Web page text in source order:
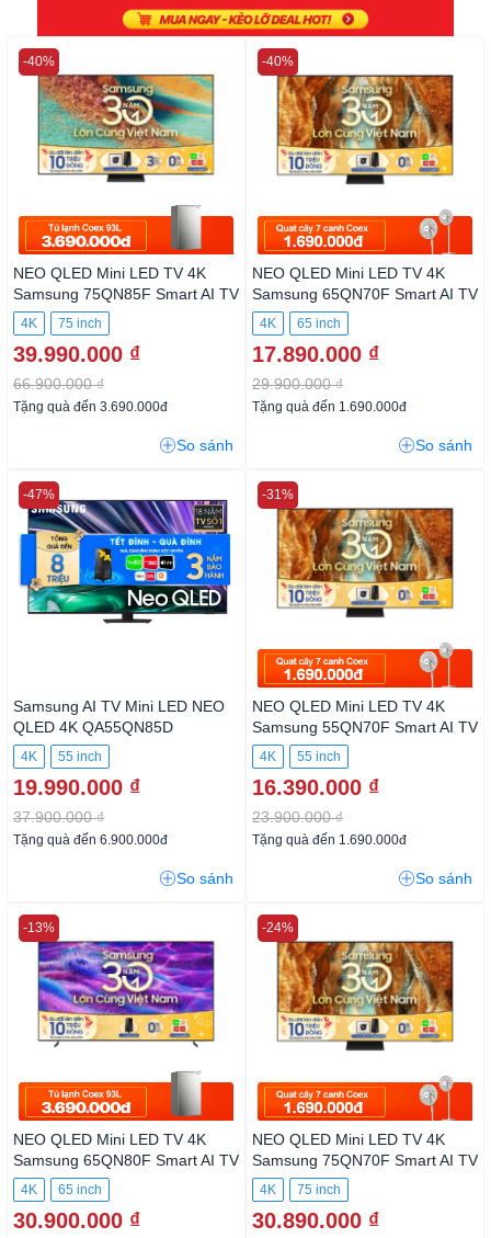
NEO QLED Mini LED TV 4K
Samsung 75QN85F Smart AI
TV
4K 75 inch
39.990.000 ₫
66.900.000 ₫
-40%
Tặng quà đến 3.690.000đ
So sánh
NEO QLED Mini LED TV 4K
Samsung 65QN70F Smart AI
TV
4K 65 inch
17.890.000 ₫
29.900.000 ₫
-40%
Tặng quà đến 1.690.000đ
So sánh
Samsung AI TV Mini LED NEO
QLED 4K QA55QN85D
4K 55 inch
19.990.000 ₫
37.900.000 ₫
-47%
Tặng quà đến 6.900.000đ
So sánh
NEO QLED Mini LED TV 4K
Samsung 55QN70F Smart AI
TV
4K 55 inch
16.390.000 ₫
23.900.000 ₫
-31%
Tặng quà đến 1.690.000đ
So sánh
NEO QLED Mini LED TV 4K
Samsung 65QN80F Smart AI
TV
4K 65 inch
30.900.000 ₫
-13%
NEO QLED Mini LED TV 4K
Samsung 75QN70F Smart AI
TV
4K 75 inch
30.890.000 ₫
-24%